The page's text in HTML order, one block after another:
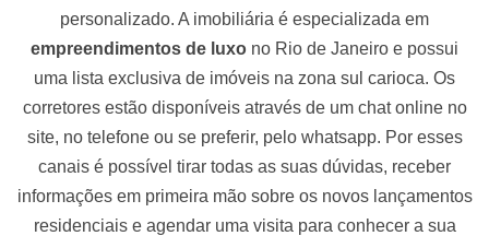
personalizado. A imobiliária é especializada em
empreendimentos de luxo no Rio de Janeiro e possui
uma lista exclusiva de imóveis na zona sul carioca. Os
corretores estão disponíveis através de um chat online no
site, no telefone ou se preferir, pelo whatsapp. Por esses
canais é possível tirar todas as suas dúvidas, receber
informações em primeira mão sobre os novos lançamentos
residenciais e agendar uma visita para conhecer a sua